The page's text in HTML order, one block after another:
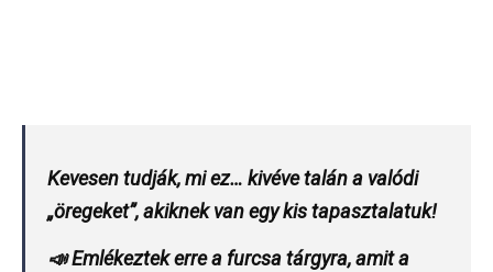
Kevesen tudják, mi ez… kivéve talán a valódi
„öregeket”, akiknek van egy kis tapasztalatuk!
📣 Emlékeztek erre a furcsa tárgyra, amit a